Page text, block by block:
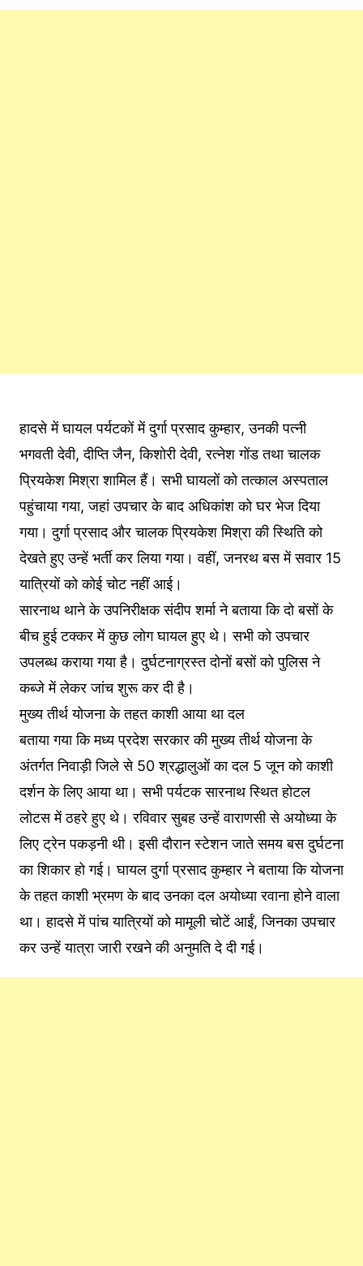
हादसे में घायल पर्यटकों में दुर्गा प्रसाद कुम्हार, उनकी पत्नी
भगवती देवी, दीप्ति जैन, किशोरी देवी, रत्नेश गोंड तथा चालक
प्रियकेश मिश्रा शामिल हैं। सभी घायलों को तत्काल अस्पताल
पहुंचाया गया, जहां उपचार के बाद अधिकांश को घर भेज दिया
गया। दुर्गा प्रसाद और चालक प्रियकेश मिश्रा की स्थिति को
देखते हुए उन्हें भर्ती कर लिया गया। वहीं, जनरथ बस में सवार 15
यात्रियों को कोई चोट नहीं आई।
सारनाथ थाने के उपनिरीक्षक संदीप शर्मा ने बताया कि दो बसों के
बीच हुई टक्कर में कुछ लोग घायल हुए थे। सभी को उपचार
उपलब्ध कराया गया है। दुर्घटनाग्रस्त दोनों बसों को पुलिस ने
कब्जे में लेकर जांच शुरू कर दी है।
मुख्य तीर्थ योजना के तहत काशी आया था दल
बताया गया कि मध्य प्रदेश सरकार की मुख्य तीर्थ योजना के
अंतर्गत निवाड़ी जिले से 50 श्रद्धालुओं का दल 5 जून को काशी
दर्शन के लिए आया था। सभी पर्यटक सारनाथ स्थित होटल
लोटस में ठहरे हुए थे। रविवार सुबह उन्हें वाराणसी से अयोध्या के
लिए ट्रेन पकड़नी थी। इसी दौरान स्टेशन जाते समय बस दुर्घटना
का शिकार हो गई। घायल दुर्गा प्रसाद कुम्हार ने बताया कि योजना
के तहत काशी भ्रमण के बाद उनका दल अयोध्या रवाना होने वाला
था। हादसे में पांच यात्रियों को मामूली चोटें आईं, जिनका उपचार
कर उन्हें यात्रा जारी रखने की अनुमति दे दी गई।